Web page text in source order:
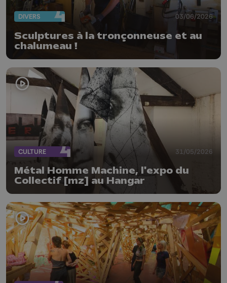
DIVERS 03/06/2026
Sculptures à la tronçonneuse et au
chalumeau !
CULTURE 31/05/2026
Métal Homme Machine, l'expo du
Collectif [mz] au Hangar